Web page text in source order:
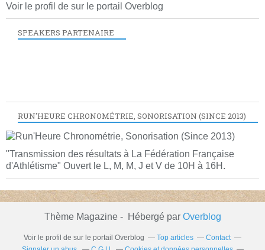
RUN'HEURE CHRONOMÉTRIE, SONORISATION (SINCE 2013)
"Transmission des résultats à La Fédération Française
d'Athlétisme" Ouvert le L, M, M, J et V de 10H à 16H.
Voir le profil de sur le portail Overblog
SPEAKERS PARTENAIRE
Thème Magazine - Hébergé par Overblog
Voir le profil de sur le portail Overblog Top articles
Contact